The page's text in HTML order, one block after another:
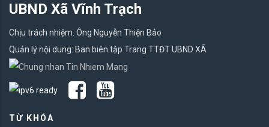
UBND Xã Vĩnh Trạch
Chịu trách nhiệm: Ông Nguyễn Thiện Bảo
Quản lý nội dung: Ban biên tập Trang TTĐT UBND XÃ
TỪ KHÓA